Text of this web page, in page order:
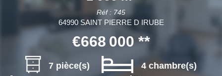
Réf : 745
64990 SAINT PIERRE D IRUBE
€668 000 **
7 pièce(s)
4 chambre(s)